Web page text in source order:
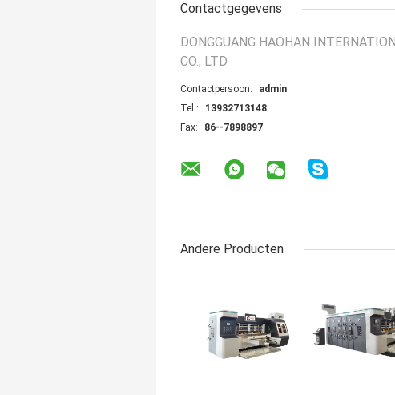
Contactgegevens
DONGGUANG HAOHAN
CO., LTD
Contactpersoon:
admin
Tel.:
13932713148
Fax:
86--7898897
Andere Producten